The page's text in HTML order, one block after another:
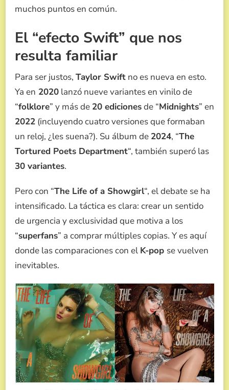
muchos puntos en común.
El “efecto Swift” que nos
resulta familiar
Para ser justos, Taylor Swift no es nueva en esto.
Ya en 2020 lanzó nueve variantes en vinilo de
“folklore” y más de 20 edicionesde “Midnights” en
2022 (incluyendo cuatro versiones que formaban
un reloj, ¿les suena?). Su álbum de 2024, “The
Tortured Poets Department“, también superó las
30 variantes.
Pero con “The Life of a Showgirl“, el debate se ha
intensificado. La táctica es clara: crear un sentido
de urgencia y exclusividad que motiva a los
“superfans” a comprar múltiples copias. Y es aquí
donde las comparaciones con el K-pop se vuelven
inevitables.